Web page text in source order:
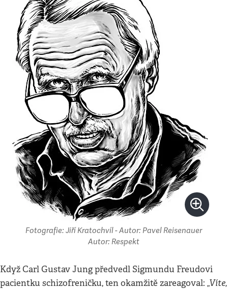
Fotografie: Jiří Kratochvíl - Autor: Pavel Reisenauer
Autor: Respekt
Když Carl Gustav Jung předvedl Sigmundu Freudovi
pacientku schizofreničku, ten okamžitě zareagoval: „Víte,